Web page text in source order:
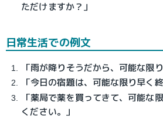
ただけますか？」
日常生活での例文
「雨が降りそうだから、可能な限
「今日の宿題は、可能な限り早く
「薬局で薬を買ってきて、可能な
ください。」